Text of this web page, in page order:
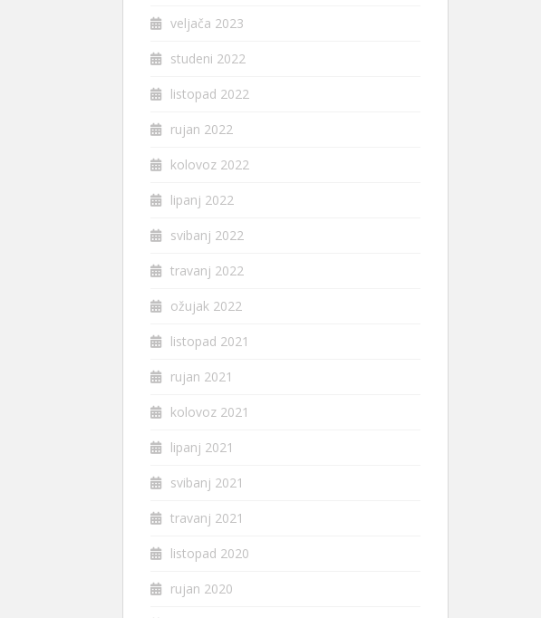
veljača 2023
studeni 2022
listopad 2022
rujan 2022
kolovoz 2022
lipanj 2022
svibanj 2022
travanj 2022
ožujak 2022
listopad 2021
rujan 2021
kolovoz 2021
lipanj 2021
svibanj 2021
travanj 2021
listopad 2020
rujan 2020